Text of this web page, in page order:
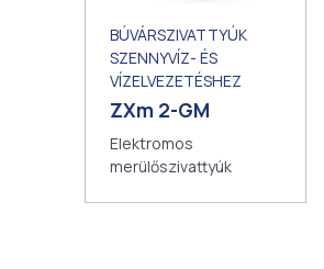
BÚVÁRSZIVATTYÚK
SZENNYVÍZ- ÉS
VÍZELVEZETÉSHEZ
ZXm 2-GM
Elektromos
merülőszivattyúk